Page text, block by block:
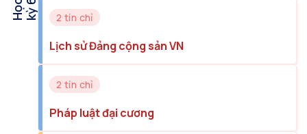
H
ọ
c
k
ỳ6 2 tín chỉ
Lịch sử Đảng cộng sản VN
2 tín chỉ
Pháp luật đại cương